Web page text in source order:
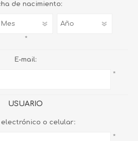
de nacimiento:
*
E-mail:
*
USUARIO
electrónico o celular:
*